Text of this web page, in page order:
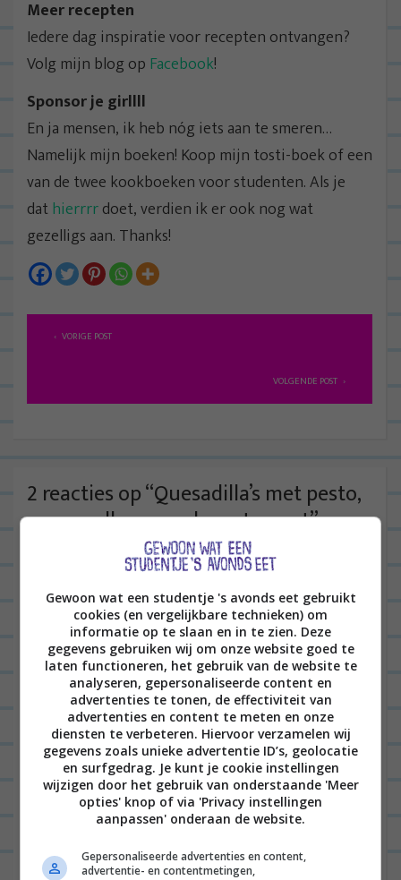
Meer recepten
Iedere dag inspiratie voor recepten ontvangen?
Volg mijn blog op Facebook!
Sponsor je girllll
En ja mensen, ik heb nóg iets aan te smeren…
Namelijk mijn boeken! Koop mijn tosti-boek of een
van de twee kookboeken voor studenten. Als je
dat hierrrrdoet, verdien ik er ook nog wat
gezelligs aan. Thanks!
B
i
t
n
VORIGE POST
VOLGENDE POST
2 reacties op “Quesadilla’s met pesto,
mozzarella, avocado en tomaat”
CHRISTINE 30/01/2020 op 15:11
Hmmm… misschien de mozzarella,
creme fraiche en geraspte kaas in 1x
vervangen door geitenkaas? En dan
idd de pesto eruit laten, maar wat
meer tomaat en knoflook(poeder)
toevoegen? Denk dat je dan al wat
meer pit creëert 😀
BEANTWOORDEN
Lijkt me nog steeds goor,
Gewoon wat een studentje 's avonds eet gebruikt
cookies (en vergelijkbare technieken) om
informatie op te slaan en in te zien. Deze
gegevens gebruiken wij om onze website goed te
laten functioneren, het gebruik van de website te
analyseren, gepersonaliseerde content en
advertenties te tonen, de effectiviteit van
advertenties en content te meten en onze
diensten te verbeteren. Hiervoor verzamelen wij
gegevens zoals unieke advertentie ID’s, geolocatie
en surfgedrag. Je kunt je cookie instellingen
wijzigen door het gebruik van onderstaande 'Meer
opties' knop of via 'Privacy instellingen
aanpassen' onderaan de website.
Gepersonaliseerde advertenties en content,
advertentie- en contentmetingen,